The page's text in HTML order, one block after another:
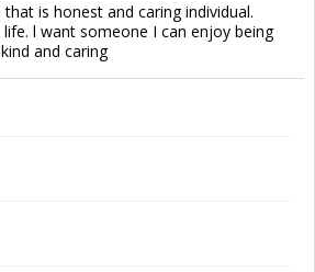
is honest and caring individual.
l want someone I can enjoy being
and caring